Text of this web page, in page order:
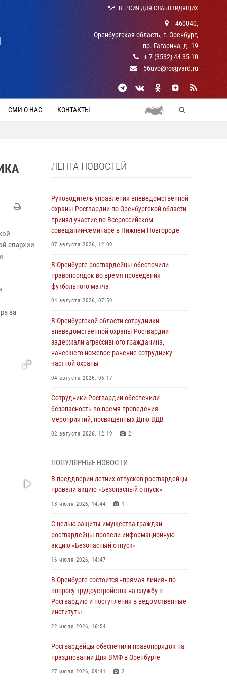
ВЕРСИЯ ДЛЯ СЛАБОВИДЯЩИХ
460040,
Оренбургская область, г. Оренбург,
пр. Гагарина, д. 19
+ 7 (3532) 44-35-10
56uvo@rosgvard.ru
СМИ О НАС КОНТАКТЫ
епархии
за
ЛЕНТА НОВОСТЕЙ
Руководитель управления вневедомственной
охраны Росгвардии по Оренбургской области
принял участие во Всероссийском
совещании-семинаре в Нижнем Новгороде
07 августа 2026, 12:09
В Оренбурге росгвардейцы обеспечили
правопорядок во время проведения
футбольного матча
04 августа 2026, 07:59
В Оренбургской области сотрудники
вневедомственной охраны Росгвардии
задержали агрессивного гражданина,
нанесшего ножевое ранение сотруднику
частной охраны
04 августа 2026, 06:17
Сотрудники Росгвардии обеспечили
безопасность во время проведения
мероприятий, посвященных Дню ВДВ
02 августа 2026, 12:19 2
гражданами по вопросу трудоустройства на
службу в Росгвардию и поступления в
ведомственные институты
30 июля 2026, 06:23
Просветительская встреча Росгвардии: к
Дню Крещения Руси
28 июля 2026, 09:58 1
праздновании Дня ВМФ в Оренбурге
27 июля 2026, 09:41 2
Росгвардейцы предотвратили трагедию:
26 июля 2026, 10:09 1
Росгвардейцы Оренбургской области
ПОПУЛЯРНЫЕ НОВОСТИ
В преддверии летних отпусков росгвардейцы
провели акцию «Безопасный отпуск»
18 июля 2026, 14:44 1
С целью защиты имущества граждан
росгвардейцы провели информационную
акцию «Безопасный отпуск»
16 июля 2026, 14:47
В Оренбурге состоится «прямая линия» по
вопросу трудоустройства на службу в
Росгвардию и поступления в ведомственные
институты
22 июля 2026, 16:54
Росгвардейцы обеспечили правопорядок на
праздновании Дня ВМФ в Оренбурге
27 июля 2026, 09:41 2